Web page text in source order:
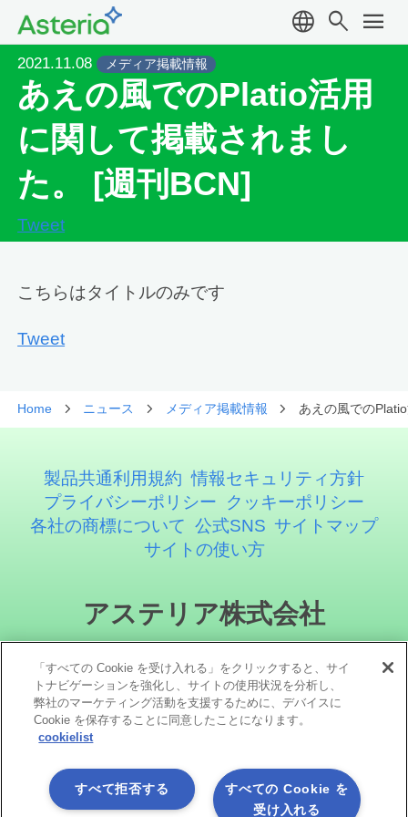
language search menu
2021.11.08 メディア掲載情報
あえの風でのPlatio活用
に関して掲載されまし
た。 [週刊BCN]
Tweet
こちらはタイトルのみです
Tweet
Home ニュース メディア掲載情報 あえの風での
製品共通利用規約 情報セキュリティ方針
プライバシーポリシー
クッキーポリシー
各社の商標について 公式SNS サイトマップ
サイトの使い方
アステリア株式会社
ソーシャルメディア
「すべての Cookie を受け入れる」をクリックすると、サイ
トナビゲーションを強化し、サイトの使用状況を分析し、
弊社のマーケティング活動を支援するために、デバイスに
Cookie を保存することに同意したことになります。
cookielist
すべての Cookie を
受け入れる
すべて拒否する